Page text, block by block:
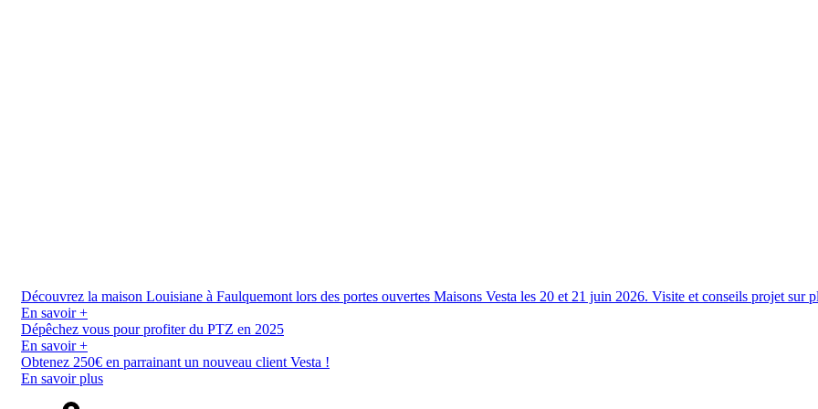
Découvrez la maison Louisiane à Faulquemont lors des portes ouvertes Maisons Vesta les 20 et 21 juin 2026. Visite et conseils projet sur
En savoir +
Dépêchez vous pour profiter du PTZ en 2025
En savoir +
Obtenez 250€ en parrainant un nouveau client Vesta !
En savoir plus